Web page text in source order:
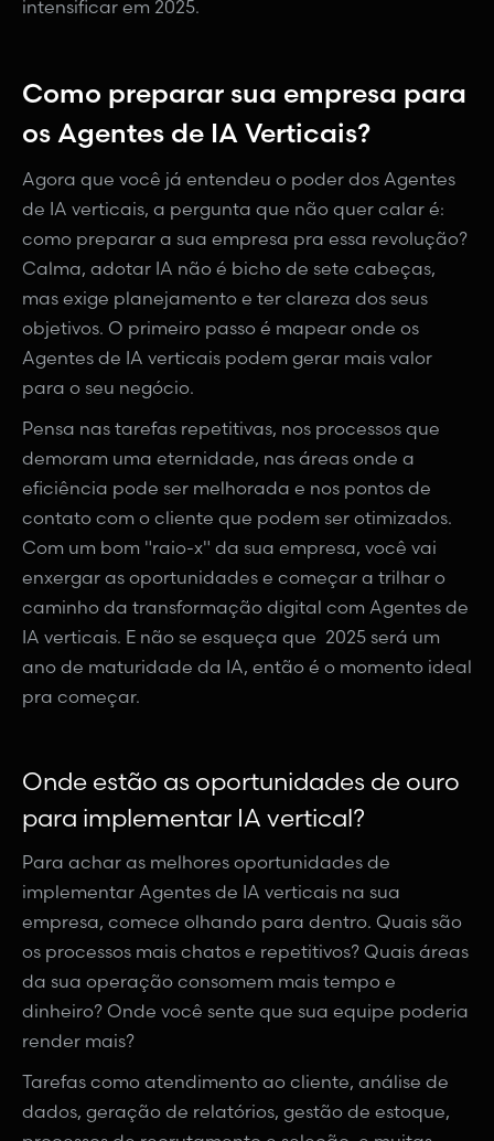
intensificar em 2025.
Como preparar sua empresa para
os Agentes de IA Verticais?
Agora que você já entendeu o poder dos Agentes
de IA verticais, a pergunta que não quer calar é:
como preparar a sua empresa pra essa revolução?
Calma, adotar IA não é bicho de sete cabeças,
mas exige planejamento e ter clareza dos seus
objetivos. O primeiro passo é mapear onde os
Agentes de IA verticais podem gerar mais valor
para o seu negócio.
Pensa nas tarefas repetitivas, nos processos que
demoram uma eternidade, nas áreas onde a
eficiência pode ser melhorada e nos pontos de
contato com o cliente que podem ser otimizados.
Com um bom "raio-x" da sua empresa, você vai
enxergar as oportunidades e começar a trilhar o
caminho da transformação digital com Agentes de
IA verticais. E não se esqueça que 2025 será um
ano de maturidade da IA, então é o momento ideal
pra começar.
Onde estão as oportunidades de ouro
para implementar IA vertical?
Para achar as melhores oportunidades de
implementar Agentes de IA verticais na sua
empresa, comece olhando para dentro. Quais são
os processos mais chatos e repetitivos? Quais áreas
da sua operação consomem mais tempo e
dinheiro? Onde você sente que sua equipe poderia
render mais?
Tarefas como atendimento ao cliente, análise de
dados, geração de relatórios, gestão de estoque,